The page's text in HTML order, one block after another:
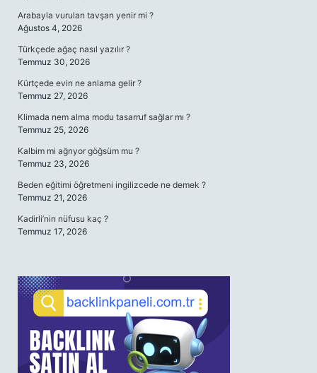
Arabayla vurulan tavşan yenir mi ?
Ağustos 4, 2026
Türkçede ağaç nasıl yazılır ?
Temmuz 30, 2026
Kürtçede evin ne anlama gelir ?
Temmuz 27, 2026
Klimada nem alma modu tasarruf sağlar mı ?
Temmuz 25, 2026
Kalbim mi ağrıyor göğsüm mu ?
Temmuz 23, 2026
Beden eğitimi öğretmeni ingilizcede ne demek ?
Temmuz 21, 2026
Kadirli’nin nüfusu kaç ?
Temmuz 17, 2026